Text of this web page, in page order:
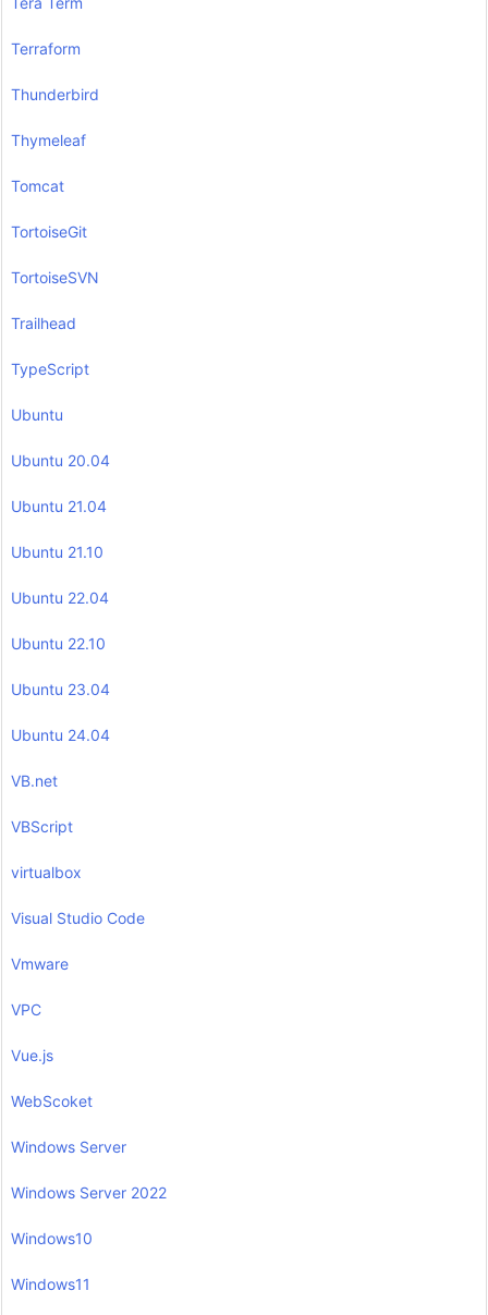
Terraform
Thunderbird
Thymeleaf
Tomcat
TortoiseGit
TortoiseSVN
Trailhead
TypeScript
Ubuntu
Ubuntu 20.04
Ubuntu 21.04
Ubuntu 21.10
Ubuntu 22.04
Ubuntu 22.10
Ubuntu 23.04
Ubuntu 24.04
VB.net
VBScript
virtualbox
Visual Studio Code
Vmware
VPC
Vue.js
WebScoket
Windows Server
Windows Server 2022
Windows10
Windows11